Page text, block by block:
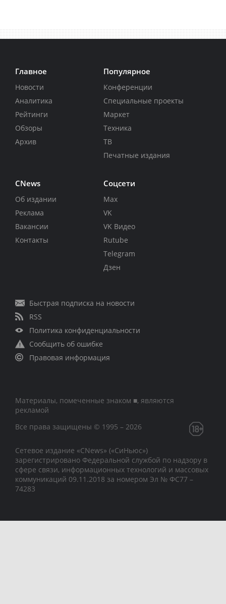
Главное
Новости
Аналитика
Рейтинги
Обзоры
Архив
Популярное
Конференции
Специальные проекты
Маркет
Техника
ТВ
Печатные издания
CNews
Об издании
Реклама
Вакансии
Контакты
Соцсети
Max
VK
VK Видео
Rutube
Telegram
Дзен
Быстрая подписка на новости
RSS
Политика конфиденциальности
Сообщить об ошибке
Правовая информация
Материалы, помеченные знаком ■, являются
рекламой
Все права защищены © 1995 – 2026
Сетевое издание «CNews» («СиНьюс»)
зарегистрировано Федеральной службой по надзору в
сфере связи, информационных технологий и массовых
коммуникаций 09.11.2018 за номером Эл № ФС77 –
74283